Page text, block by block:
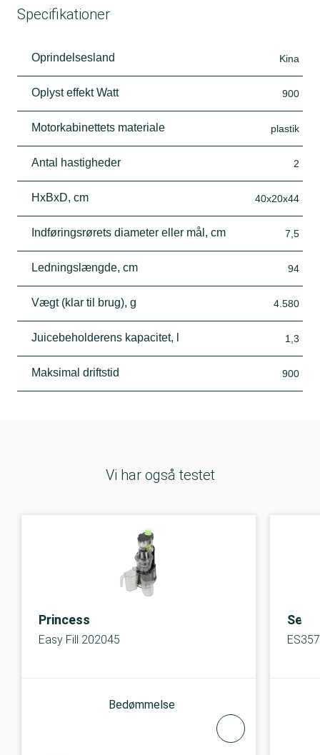
Specifikationer
Oprindelsesland Kina
Oplyst effekt Watt 900
Motorkabinettets materiale plastik
Antal hastigheder 2
HxBxD, cm 40x20x44
Indføringsrørets diameter eller mål, cm 7,5
Ledningslængde, cm 94
Vægt (klar til brug), g 4.580
Juicebeholderens kapacitet, l 1,3
Maksimal driftstid 900
Vi har også testet
Princess
Easy Fill 202045
Bedømmelse